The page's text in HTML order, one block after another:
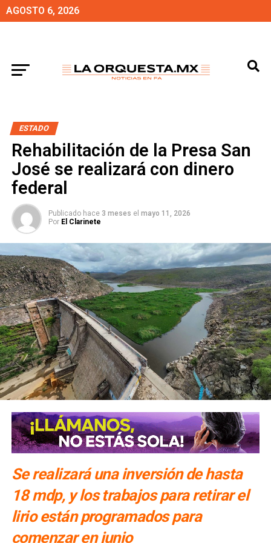
AGOSTO 6, 2026
ESTADO
Rehabilitación de la Presa San
José se realizará con dinero
federal
Publicado hace 3 meses el mayo 11, 2026
Por El Clarinete
Se realizará una inversión de hasta
18 mdp, y los trabajos para retirar el
lirio están programados para
comenzar en junio